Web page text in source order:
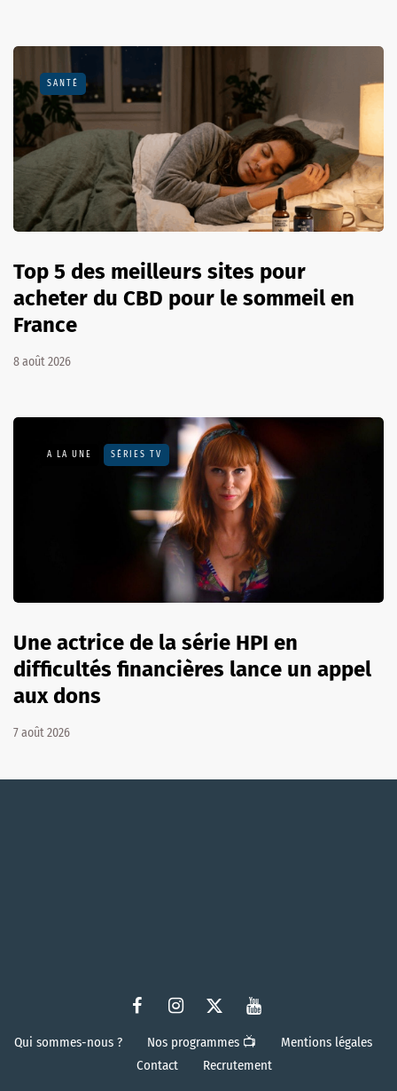
SANTÉ
Top 5 des meilleurs sites pour
acheter du CBD pour le sommeil en
France
8 août 2026
A LA UNE SÉRIES TV
Une actrice de la série HPI en
difficultés financières lance un appel
aux dons
7 août 2026
Qui sommes-nous ? Nos programmes 📺
Mentions légales
Contact
Recrutement